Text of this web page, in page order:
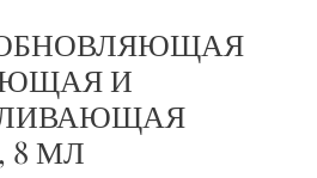
ОБНОВЛЯЮЩАЯ
И
8 МЛ